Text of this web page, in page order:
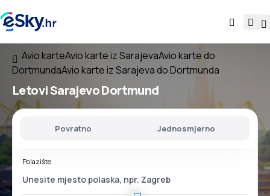
Avio karteAvio karte iz SarajevaAvio karte do
DortmundaAvio karte iz Sarajeva do Dortmunda
LetoviSarajevo Dortmund
Povratno Jednosmjerno
Polazište